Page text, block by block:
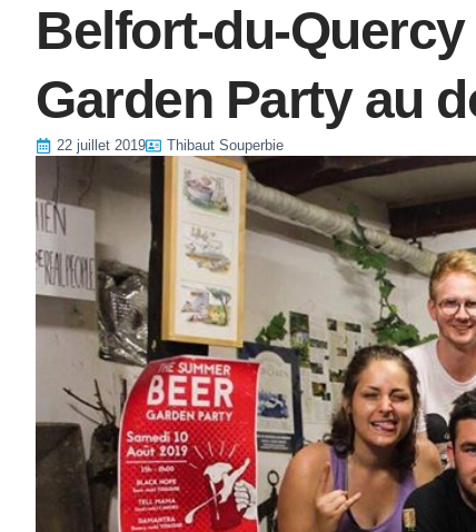
Belfort-du-
Garden Party au
22 juillet 2019 Thibaut Souperbie